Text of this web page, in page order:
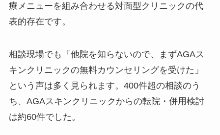
療メニューを組み合わせる対面型クリニックの代
表的存在です。
相談現場でも「他院を知らないので、まずAGAス
キンクリニックの無料カウンセリングを受けた」
という声は多く見られます。400件超の相談のう
ち、AGAスキンクリニックからの転院・併用検討
は約60件でした。